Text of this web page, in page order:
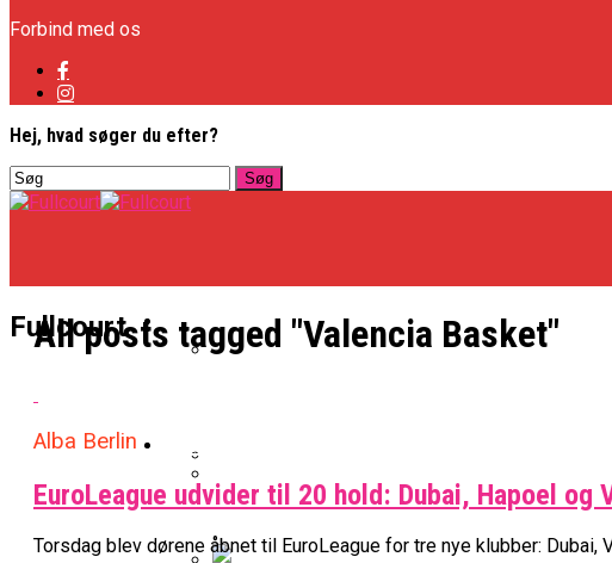
Forbind med os
Hej, hvad søger du efter?
Fullcourt Basketligaen
BK Vejen Opruster: Amerikansk Point
NBA
All posts tagged "Valencia Basket"
Alba Berlin
EuroLeague udvider til 20 hold: Dubai, Hapoel
Torsdag blev dørene åbnet til EuroLeague for tre nye klubber: Dubai,